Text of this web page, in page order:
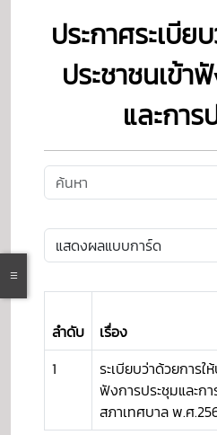
ประกาศระเบีย
ประชาชนเข้า
และกา
ลำดับ เรื่อง
1
ระเบียบว่าด้วยการใ
ฟังการประชุมและก
สภาเทศบาล พ.ศ